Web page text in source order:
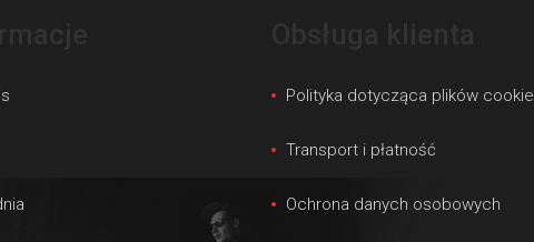
Polityka dotycząca plików cookie
Transport i płatność
Ochrona danych osobowych